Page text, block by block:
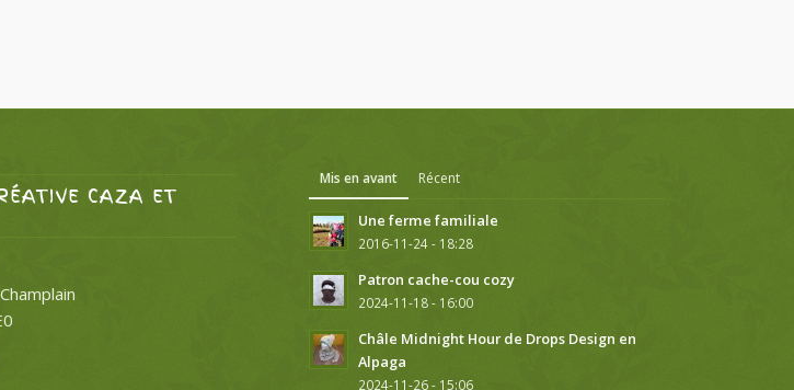
CAZA ET
Mis en avant Récent
Une ferme familiale
2016-11-24 - 18:28
Patron cache-cou cozy
2024-11-18 - 16:00
Châle Midnight Hour de Drops Design en
Alpaga
2024-11-26 - 15:06